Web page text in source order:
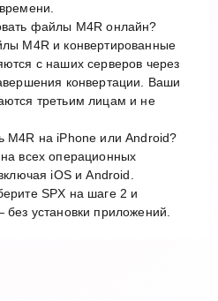
файлы M4R онлайн?
M4R и конвертированные
с наших серверов через
конвертации. Ваши
третьим лицам и не
M4R на iPhone или Android?
всех операционных
iOS и Android.
SPX на шаге 2 и
установки приложений.